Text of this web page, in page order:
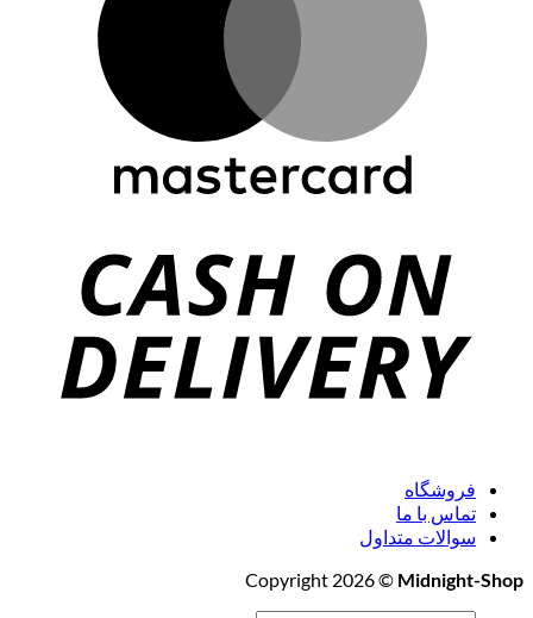
فروشگاه
تماس با ما
سوالات متداول
Copyright 2026 © Midnight-Shop